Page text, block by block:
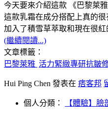
今天要來介紹這款 《巴黎萊
這款乳霜在成分搭配上真的
加入了積雪草萃取和現在很
(繼續閱讀...)
文章標籤：
巴黎萊雅 活力緊緻專研抗皺
Hui Ping Chen 發表在 痞客邦
個人分類： 【體驗】臉